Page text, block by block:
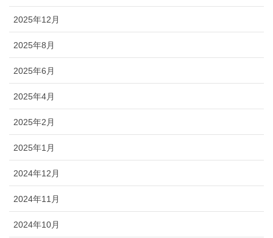
2025年12月
2025年8月
2025年6月
2025年4月
2025年2月
2025年1月
2024年12月
2024年11月
2024年10月